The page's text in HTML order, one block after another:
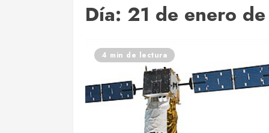
Día: 21 de enero
4 min de lectura